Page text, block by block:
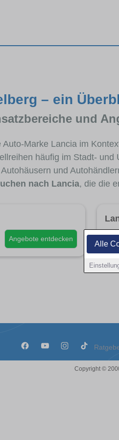
Alle
– ein
und
Marke Lancia im
häufig im Stadt-
und
nach Lancia, die die
Angebote entdecken
Copyright ©